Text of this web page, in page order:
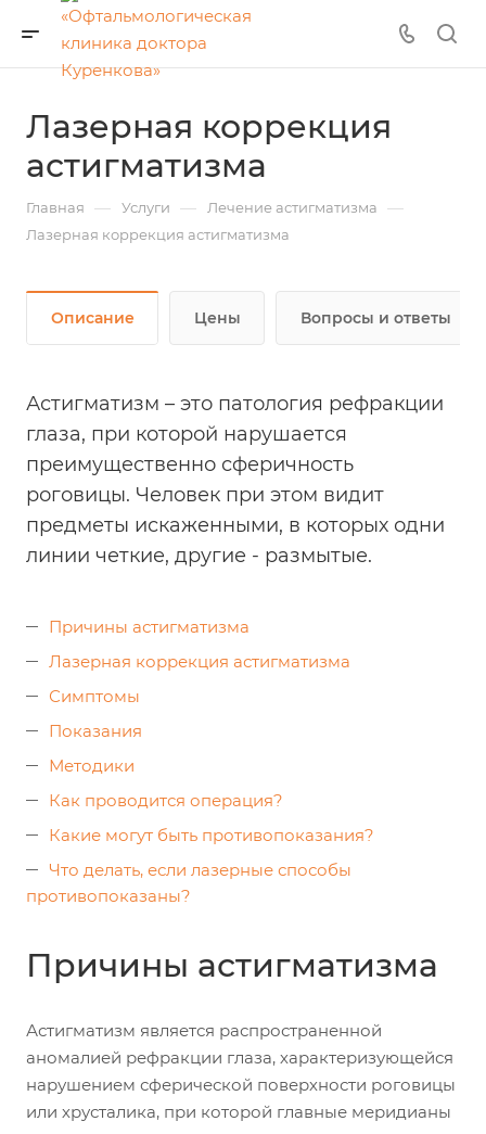
Лазерная коррекция
астигматизма
Главная — Услуги — Лечение астигматизма —
Лазерная коррекция астигматизма
Описание Цены Вопросы и ответы
Астигматизм – это патология рефракции
глаза, при которой нарушается
преимущественно сферичность
роговицы. Человек при этом видит
предметы искаженными, в которых одни
линии четкие, другие - размытые.
Причины астигматизма
Лазерная коррекция астигматизма
Симптомы
Показания
Методики
Как проводится операция?
Какие могут быть противопоказания?
Что делать, если лазерные способы
противопоказаны?
Причины астигматизма
Астигматизм является распространенной
аномалией рефракции глаза, характеризующейся
нарушением сферической поверхности роговицы
или хрусталика, при которой главные меридианы